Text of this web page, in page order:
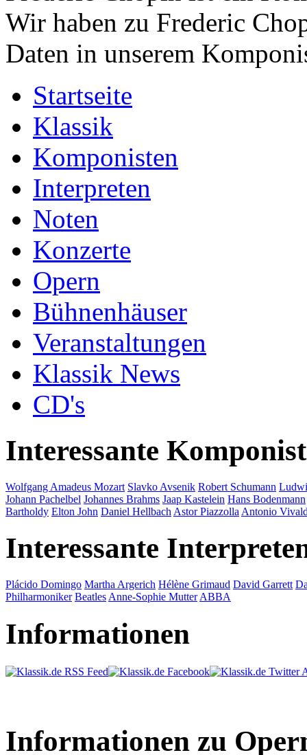
Wir haben zu Frederic
Daten in unserem
Startseite
Klassik
Komponisten
Interpreten
Noten
Konzerte
Opern
Bühnenhäuser
Veranstaltungen
Klassik News
CD's
Interessante
Wolfgang Amadeus Mozart Slavko Avsenik Robert Schumann
Johann Pachelbel Johannes Brahms Jaap Kastelein Hans Bodenmann
Bartholdy Elton John Daniel Hellbach Astor Piazzolla Antonio
Interessante
Plácido Domingo Martha Argerich Hélène Grimaud David Garrett
Philharmoniker Beatles Anne-Sophie Mutter ABBA
Informationen
Informationen zu